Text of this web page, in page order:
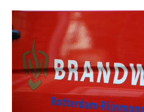
VAN
DRUGSLAB
IN
WONING
OOSTPLEIN
IN
ROTTERDAM